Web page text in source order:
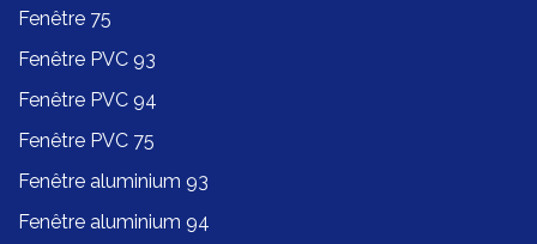
Fenêtre 75
Fenêtre PVC 93
Fenêtre PVC 94
Fenêtre PVC 75
Fenêtre aluminium 93
Fenêtre aluminium 94